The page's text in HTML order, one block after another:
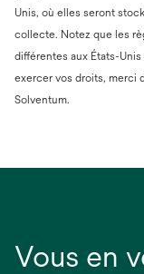
Unis, où elles seront
collecte. Notez que les
différentes aux États-
exercer vos droits, merci
Solventum.
Vous en